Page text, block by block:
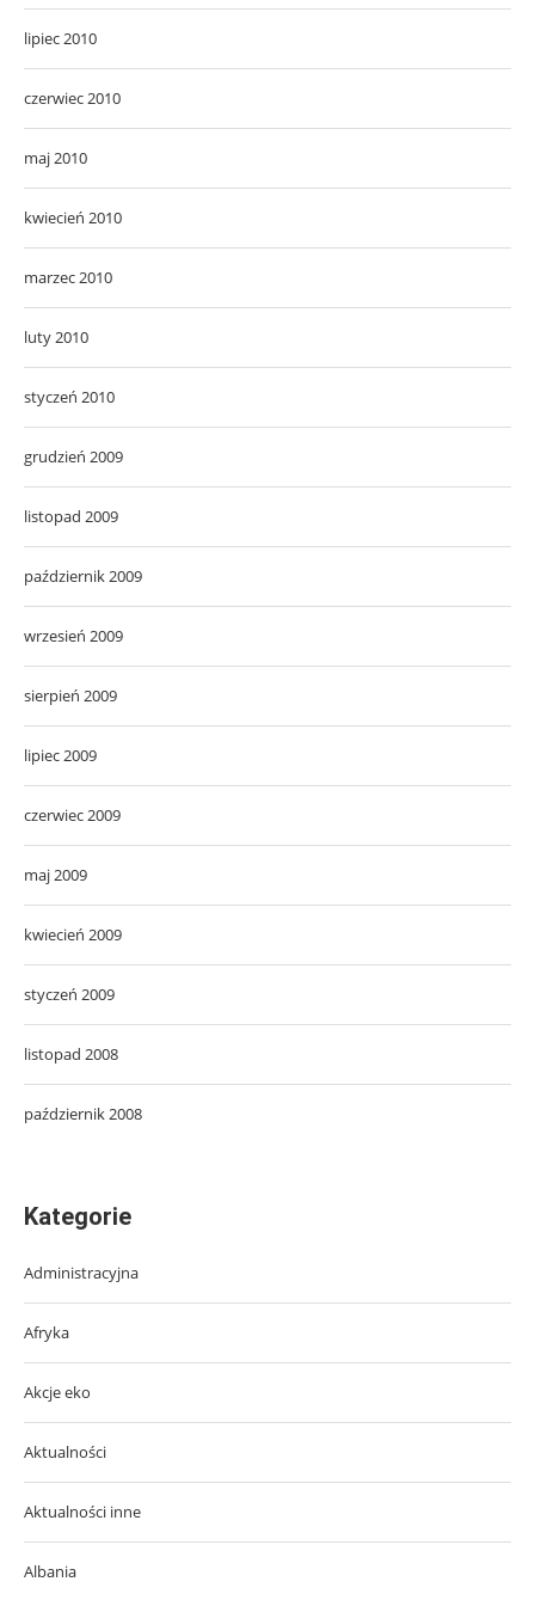
lipiec 2010
czerwiec 2010
maj 2010
kwiecień 2010
marzec 2010
luty 2010
styczeń 2010
grudzień 2009
listopad 2009
październik 2009
wrzesień 2009
sierpień 2009
lipiec 2009
czerwiec 2009
maj 2009
kwiecień 2009
styczeń 2009
listopad 2008
październik 2008
Kategorie
Administracyjna
Afryka
Akcje eko
Aktualności
Aktualności inne
Albania